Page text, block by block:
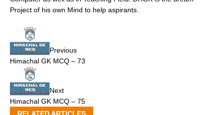
Project of his own Mind to help aspirants.
Previous
Himachal GK MCQ – 73
Next
Himachal GK MCQ – 75